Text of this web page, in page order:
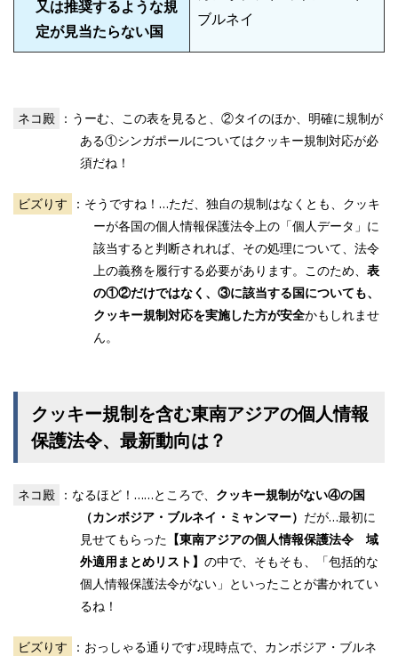
又は推奨するような規
定が見当たらない国
ブルネイ
ネコ殿
：うーむ、この表を見ると、②タイのほか、明確に規制が
ある①シンガポールについてはクッキー規制対応が必
須だね！
ビズりす
：そうですね！…ただ、独自の規制はなくとも、クッキ
ーが各国の個人情報保護法令上の「個人データ」に
該当すると判断されれば、その処理について、法令
上の義務を履行する必要があります。このため、 表
の①②だけではなく、③に該当する国についても、
クッキー規制対応を実施した方が安全かもしれませ
ん。
クッキー規制を含む東南アジアの個人情報
保護法令、最新動向は？
ネコ殿 ：なるほど！……ところで、 クッキー規制がない④の国
（カンボジア・ブルネイ・ミャンマー） だが…最初に
見せてもらった 【東南アジアの個人情報保護法令 域
外適用まとめリスト】 の中で、そもそも、「包括的な
個人情報保護法令がない」といったことが書かれてい
るね！
ビズりす
：おっしゃる通りです♪現時点で、カンボジア・ブルネ